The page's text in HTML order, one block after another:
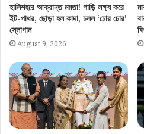
হালিশহরে আক্রান্ত মমতা! গাড়ি লক্ষ্য করে
ইট-পাথর, ছোড়া হল কাদা, চলল ‘চোর চোর’
স্লোগান
August 9, 2026